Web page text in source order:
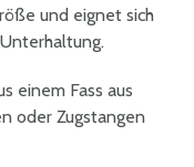
und eignet sich
einem Fass aus
oder Zugstangen